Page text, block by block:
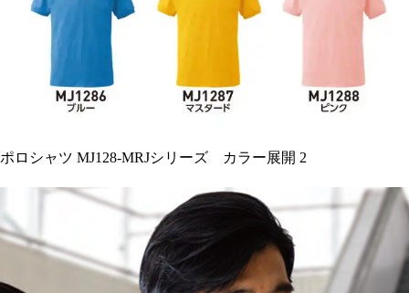
ポロシャツ MJ128-MRJシリーズ 特徴 ・高い耐久性 ・優